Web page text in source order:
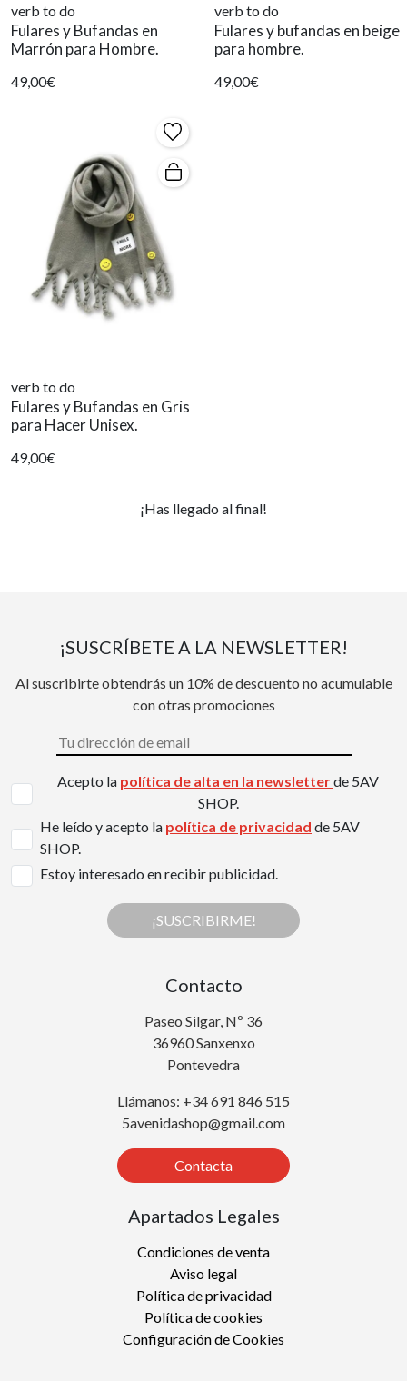
verb to do
Fulares y Bufandas en
Marrón para Hombre.
49,00€
verb to do
Fulares y bufandas en beige
para hombre.
49,00€
verb to do
Fulares y Bufandas en Gris
para Hacer Unisex.
49,00€
¡Has llegado al final!
¡SUSCRÍBETE A LA NEWSLETTER!
Al suscribirte obtendrás un 10% de descuento no acumulable
con otras promociones
Acepto la política de alta en la newsletterde 5AV
SHOP.
He leído y acepto la política de privacidad de 5AV
SHOP.
Estoy interesado en recibir publicidad.
¡SUSCRIBIRME!
Contacto
Paseo Silgar, Nº 36
36960 Sanxenxo
Pontevedra
Llámanos: +34 691 846 515
5avenidashop@gmail.com
Contacta
Apartados Legales
Condiciones de venta
Aviso legal
Política de privacidad
Política de cookies
Configuración de Cookies